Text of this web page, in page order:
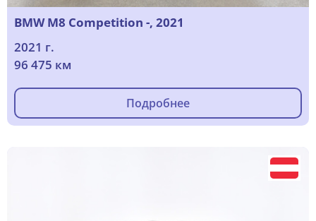
BMW M8 Competition -, 2021
2021 г.
96 475 км
Подробнее